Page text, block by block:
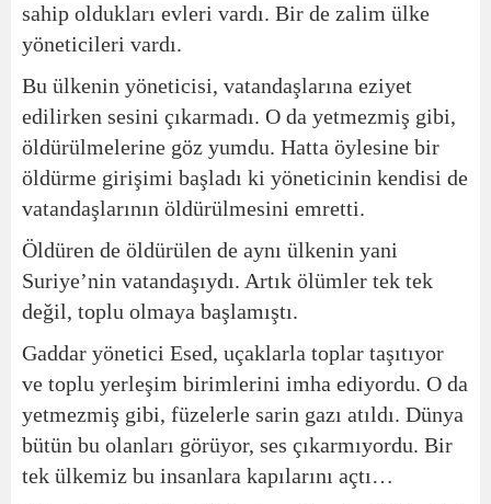
sahip oldukları evleri vardı. Bir de zalim ülke
yöneticileri vardı.
Bu ülkenin yöneticisi, vatandaşlarına eziyet
edilirken sesini çıkarmadı. O da yetmezmiş gibi,
öldürülmelerine göz yumdu. Hatta öylesine bir
öldürme girişimi başladı ki yöneticinin kendisi de
vatandaşlarının öldürülmesini emretti.
Öldüren de öldürülen de aynı ülkenin yani
Suriye’nin vatandaşıydı. Artık ölümler tek tek
değil, toplu olmaya başlamıştı.
Gaddar yönetici Esed, uçaklarla toplar taşıtıyor
ve toplu yerleşim birimlerini imha ediyordu. O da
yetmezmiş gibi, füzelerle sarin gazı atıldı. Dünya
bütün bu olanları görüyor, ses çıkarmıyordu. Bir
tek ülkemiz bu insanlara kapılarını açtı…